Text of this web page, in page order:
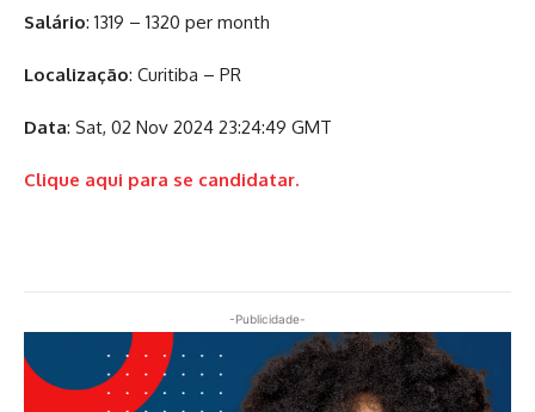
Salário: 1319 – 1320 per month
Localização: Curitiba – PR
Data: Sat, 02 Nov 2024 23:24:49 GMT
Clique aqui para se candidatar.
-Publicidade-